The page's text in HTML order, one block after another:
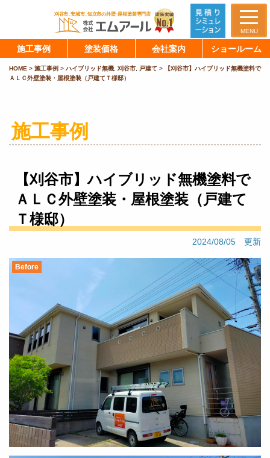
MENU
施工事例 塗装価格 会社案内 ショールーム
HOME > 施工事例 > ハイブリッド無機, 刈谷市, 戸建て >
【刈谷市】ハイブリッド無機塗料で
ＡＬＣ外壁塗装・屋根塗装（戸建てＴ様邸）
施工事例
【刈谷市】ハイブリッド無機塗料で
ＡＬＣ外壁塗装・屋根塗装（戸建て
Ｔ様邸）
2024/08/05 更新
Before